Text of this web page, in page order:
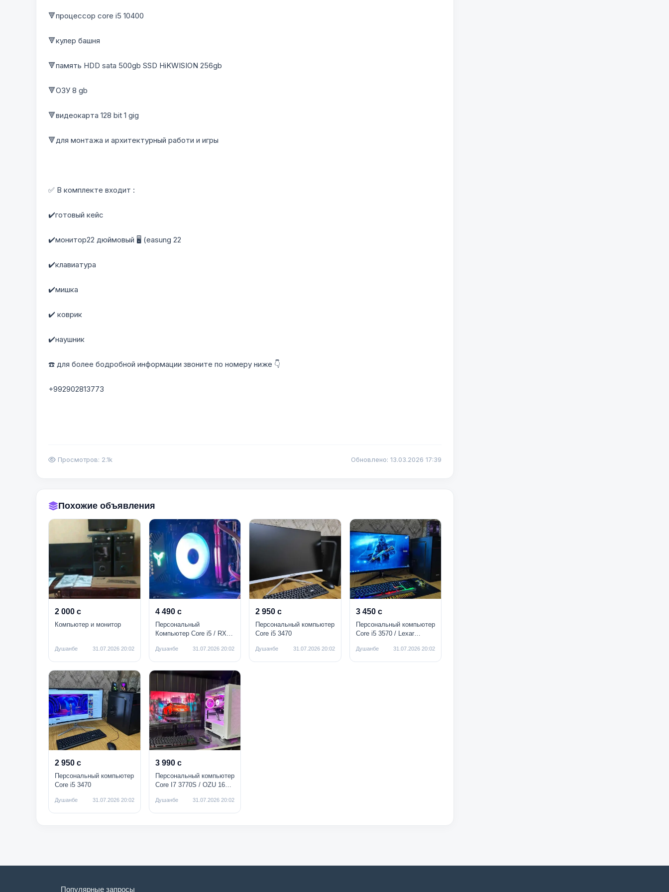
🔻процессор core i5 10400
🔻кулер башня
🔻память HDD sata 500gb SSD HiKWISION 256gb
🔻ОЗУ 8 gb
🔻видеокарта 128 bit 1 gig
🔻для монтажа и архитектурный работи и игры
✅ В комплекте входит :
✔️готовый кейс
✔️монитор22 дюймовый 🖥️ (easung 22
✔️клавиатура
✔️мишка
✔️ коврик
✔️наушник
☎️ для более бодробной информации звоните по номеру ниже 👇
+992902813773
Просмотров: 2.1k Обновлено: 13.03.2026 17:39
Похожие объявления
2 000 с
Компьютер и монитор
Душанбе 31.07.2026 20:02
4 490 с
Персональный
Компьютер Core i5 / RX
Душанбе 31.07.2026 20:02
2 950 с
Персональный компьютер
Core i5 3470
Душанбе 31.07.2026 20:02
3 450 с
Персональный компьютер
Core i5 3570 / Lexar
Душанбе 31.07.2026 20:02
2 950 с
Персональный компьютер
Core i5 3470
Душанбе 31.07.2026 20:02
3 990 с
Персональный компьютер
Core I7 3770S / OZU 16G /
24 DAHUA
Душанбе 31.07.2026 20:02
Популярные запросы